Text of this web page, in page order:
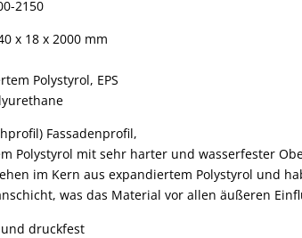
2150
x 18 x 2000 mm
Polystyrol, EPS
Fassadenprofil,
Polystyrol mit sehr harter und wasserfester
im Kern aus expandiertem Polystyrol und
was das Material vor allen äußeren
druckfest